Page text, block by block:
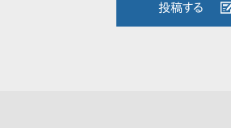
投稿する